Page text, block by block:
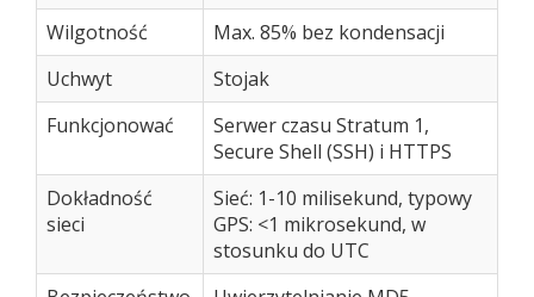
Wilgotność
Max. 85% bez kondensacji
Uchwyt
Stojak
Funkcjonować
Serwer czasu Stratum 1,
Secure Shell (SSH) i HTTPS
Dokładność
sieci
Sieć: 1-10 milisekund, typowy
GPS: <1 mikrosekund, w
stosunku do UTC